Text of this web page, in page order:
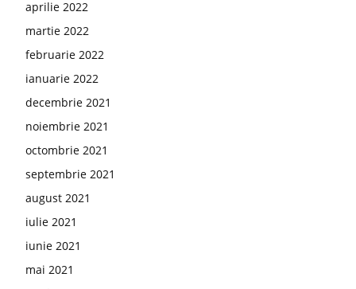
aprilie 2022
martie 2022
februarie 2022
ianuarie 2022
decembrie 2021
noiembrie 2021
octombrie 2021
septembrie 2021
august 2021
iulie 2021
iunie 2021
mai 2021